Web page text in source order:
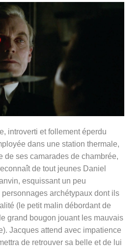
introverti et follement éperdu
dans une station thermale,
de ses camarades de chambrée,
de tout jeunes Daniel
esquissant un peu
archétypaux dont ils
(le petit malin débordant de
grand bougon jouant les mauvais
Jacques attend avec impatience
de retrouver sa belle et de lui